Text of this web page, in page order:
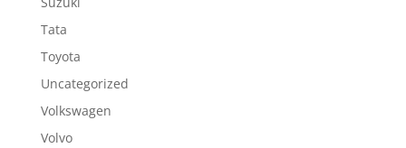
Tata
Toyota
Uncategorized
Volkswagen
Volvo